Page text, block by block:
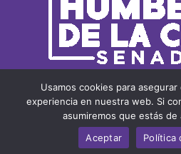
Links Útiles:
Sígueme En Redes Sociales:
Usamos cookies para
experiencia en nuestra web. Si
asumiremos que estás de
Aceptar
Política